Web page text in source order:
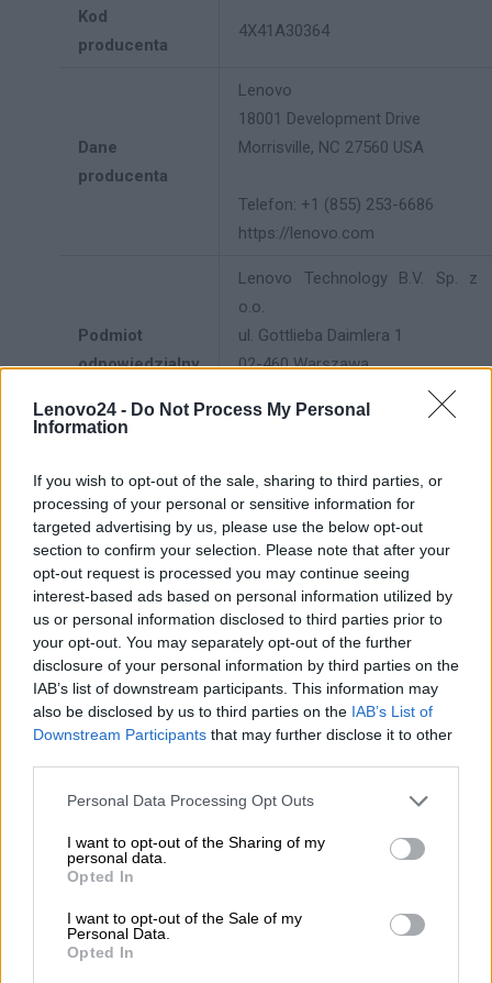
Lenovo24 - Do Not Process My Personal
Information
If you wish to opt-out of the sale, sharing to third parties, or
processing of your personal or sensitive information for
targeted advertising by us, please use the below opt-out
section to confirm your selection. Please note that after your
opt-out request is processed you may continue seeing
interest-based ads based on personal information utilized by
us or personal information disclosed to third parties prior to
your opt-out. You may separately opt-out of the further
disclosure of your personal information by third parties on the
IAB’s list of downstream participants. This information may
also be disclosed by us to third parties on the IAB’s List of
Downstream Participants that may further disclose it to other
Personal Data Processing Opt Outs
I want to opt-out of the Sharing of my
personal data.
Opted In
I want to opt-out of the Sale of my
Personal Data.
Opted In
Kod
producenta
4X41A30364
Dane
producenta
Lenovo
18001 Development Drive
Morrisville, NC 27560 USA
Telefon: +1 (855) 253-6686
https://lenovo.com
Podmiot
odpowiedzialny
Lenovo Technology B.V. Sp. z
o.o.
ul. Gottlieba Daimlera 1
02-460 Warszawa
https://lenovo.com
techniczna
https://support.lenovo.com/pl/pl/
ZAPYTAJ O PRODUKT
Zapytanie o "Plecak LENOVO ThinkPad Essential
Plus 15.6 Backpack ECO"
WIADOMOŚĆ